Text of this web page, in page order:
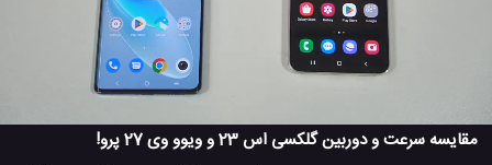
مقایسه سرعت و دوربین گلکسی اس 23 و ویوو وی 27 پرو!